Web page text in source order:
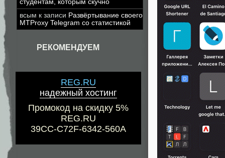
студентам, которым скучно
всым к записи Развёртывание своего
MTProxy Telegram со статистикой
РЕКОМЕНДУЕМ
REG.RU
надежный хостинг
Промокод на скидку 5%
REG.RU
39CC-C72F-6342-560A